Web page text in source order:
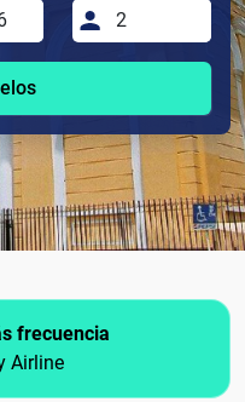
frecuencia
Airline